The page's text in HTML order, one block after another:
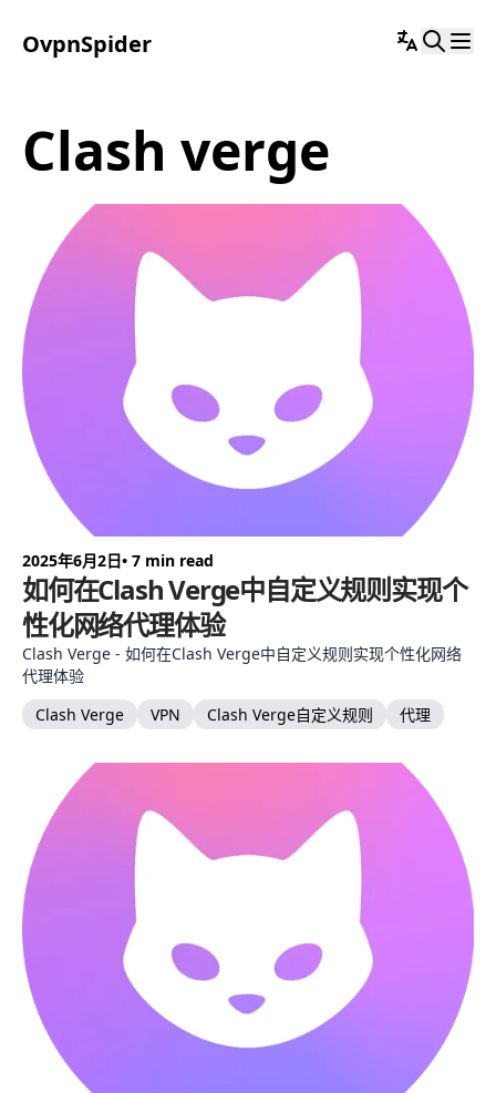
OvpnSpider
clash verge
2025年6月2日• 7 min read
如何在Clash Verge中自定义规则实现个
性化网络代理体验
Clash Verge - 如何在Clash Verge中自定义规则实现个性化网络
代理体验
Clash Verge
VPN Clash Verge自定义规则 代理